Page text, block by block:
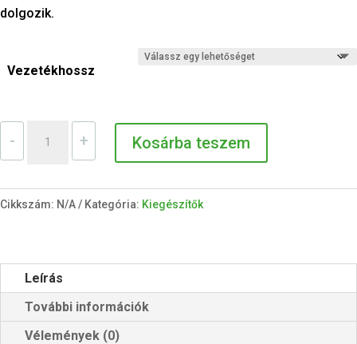
dolgozik.
Vezetékhossz
-
Határolóvezeték
+ Kosárba teszem
Cikkszám: N/A Kategória: Kiegészítők
Leírás
További információk
Vélemények (0)